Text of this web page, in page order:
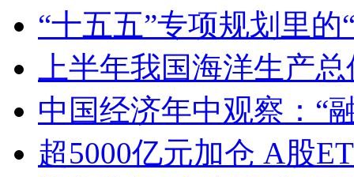
“十五五”专项规划里的
上半年我国海洋生产
中国经济年中观察：“
超5000亿元加仓 A股